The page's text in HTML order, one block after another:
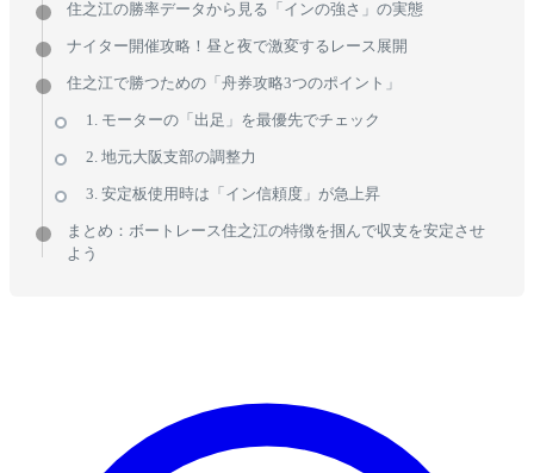
住之江の勝率データから見る「インの強さ」の実態
ナイター開催攻略！昼と夜で激変するレース展開
住之江で勝つための「舟券攻略3つのポイント」
1. モーターの「出足」を最優先でチェック
2. 地元大阪支部の調整力
3. 安定板使用時は「イン信頼度」が急上昇
まとめ：ボートレース住之江の特徴を掴んで収支を安定させ
よう